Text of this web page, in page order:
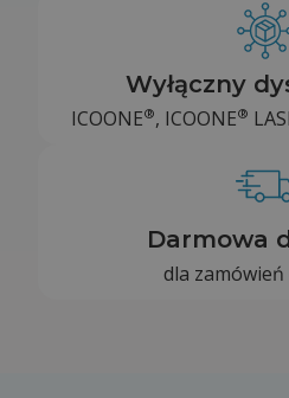
Wyłączny
ICOONE®, ICOONE®
Darmowa
dla zamówień